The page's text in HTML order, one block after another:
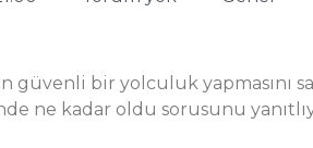
güvenli bir yolculuk
ne kadar oldu sorusunu